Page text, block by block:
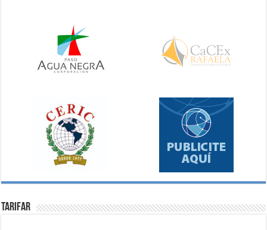
Tarifar